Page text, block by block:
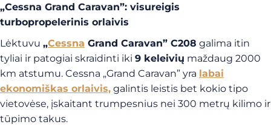
„Cessna Grand Caravan”: visureigis
turbopropelerinis orlaivis
Lėktuvu „Cessna Grand Caravan” C208 galima itin
tyliai ir patogiai skraidinti iki 9 keleivių maždaug 2000
km atstumu. Cessna „Grand Caravan” yra labai
ekonomiškas orlaivis, galintis leistis bet kokio tipo
vietovėse, įskaitant trumpesnius nei 300 metrų kilimo ir
tūpimo takus.